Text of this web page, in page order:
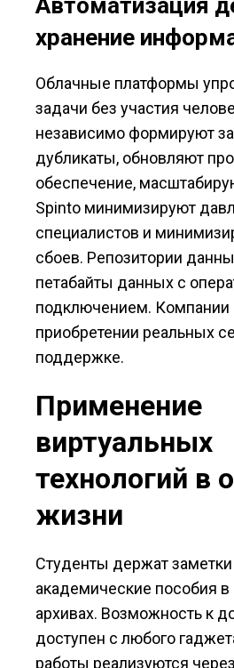
Автоматизация
хранение
Облачные платформы
задачи без участия
независимо формируют
дубликаты, обновляют
обеспечение,
Spinto минимизируют
специалистов и
сбоев. Репозитории
петабайты данных с
подключением. Компании
приобретении реальных
поддержке.
Применение
виртуальных
технологий в
жизни
Студенты держат заметки
академические пособия
архивах. Возможность к
доступен с любого
работы реализуются